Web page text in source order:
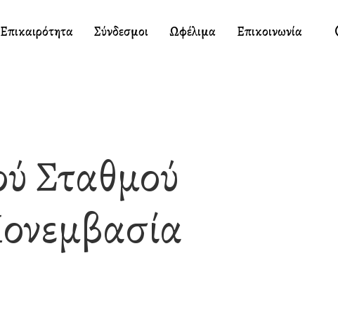
Επικαιρότητα Σύνδεσμοι Ωφέλιμα Επικοινωνία
Σταθμού